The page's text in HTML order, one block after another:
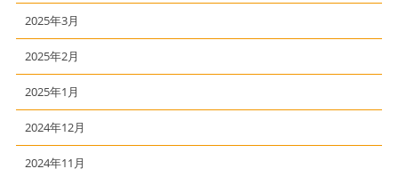
2025年3月
2025年2月
2025年1月
2024年12月
2024年11月